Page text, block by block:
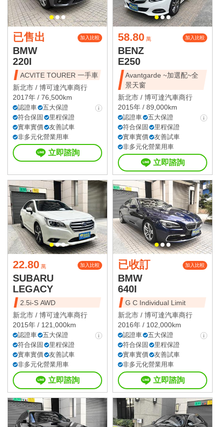
已售出 加入比較
BMW
220I
ACVITE TOURER 一手車
新北市 / 博可達汽車商行
2017年 / 76,500km
認證車
五大保證
符合保固
里程保證
實車實價
友善試車
非多元化營業用車
立即諮詢
58.80 萬 加入比較
BENZ
E250
Avantgarde ~加選配~全
景天窗
新北市 / 博可達汽車商行
2015年 / 89,000km
認證車
五大保證
符合保固
里程保證
實車實價
友善試車
非多元化營業用車
立即諮詢
22.80 萬 加入比較
SUBARU
LEGACY
2.5i-S AWD
新北市 / 博可達汽車商行
2015年 / 121,000km
認證車
五大保證
符合保固
里程保證
實車實價
友善試車
非多元化營業用車
立即諮詢
已收訂 加入比較
BMW
640I
G C Individual Limit
新北市 / 博可達汽車商行
2016年 / 102,000km
認證車
五大保證
符合保固
里程保證
實車實價
友善試車
非多元化營業用車
立即諮詢